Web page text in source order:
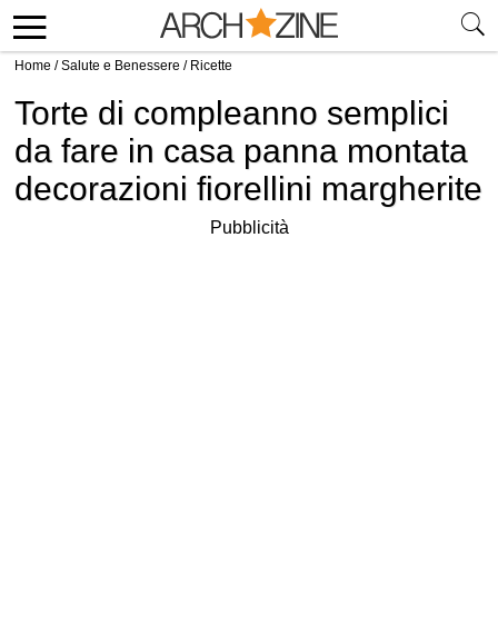
Home /Salute e Benessere / Ricette
Torte di compleanno semplici
da fare in casa panna montata
decorazioni fiorellini margherite
Pubblicità